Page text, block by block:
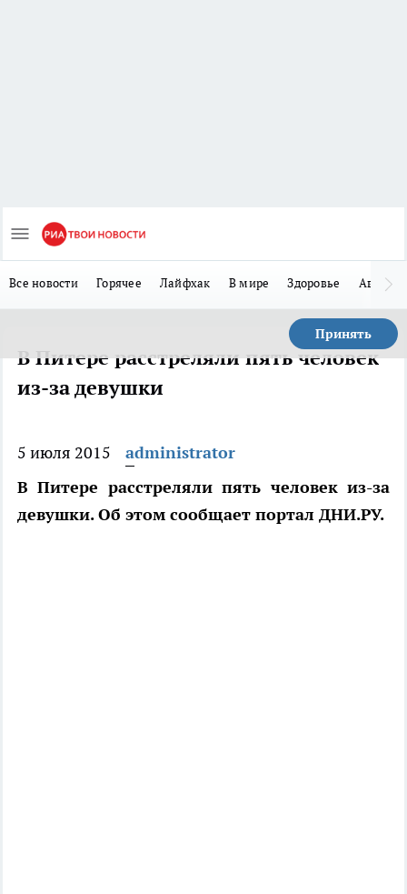
Все новости Горячее Лайфхак В мире Здоровье Авто
Принять
В Питере расстреляли пять человек
из-за девушки
5 июля 2015
administrator
В Питере расстреляли пять человек из-за
девушки. Об этом сообщает портал ДНИ.РУ.